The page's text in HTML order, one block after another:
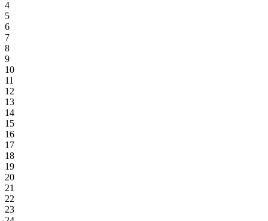
4
5
6
7
8
9
10
11
12
13
14
15
16
17
18
19
20
21
22
23